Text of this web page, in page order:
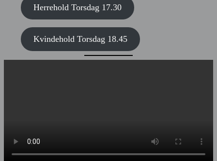
Herrehold Torsdag 17.30
Kvindehold Torsdag 18.45